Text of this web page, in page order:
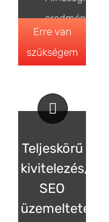
eredmények
Erre van
szükségem
Teljeskörű
kivitelezés,
SEO
üzemeltetés